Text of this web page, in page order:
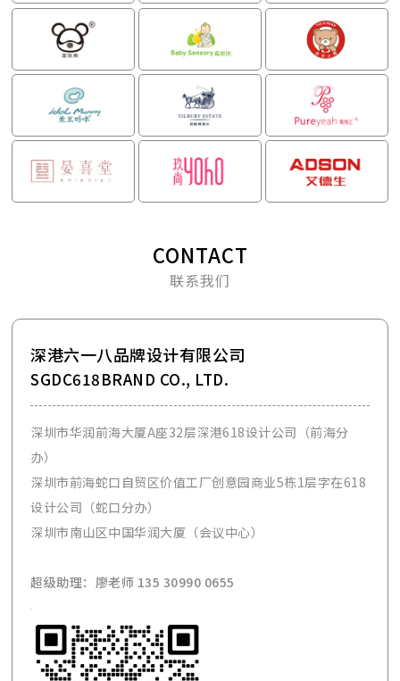
CONTACT
联系我们
深港六一八品牌设计有限公司
SGDC618BRAND CO., LTD.
深圳市华润前海大厦A座32层深港618设计公司（前海分
办）
深圳市前海蛇口自贸区价值工厂创意园商业5栋1层字在618
设计公司（蛇口分办）
深圳市南山区中国华润大厦（会议中心）
超级助理：廖老师 135 30990 0655